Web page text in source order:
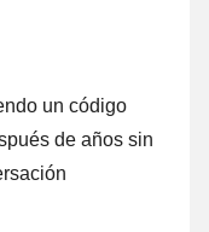
un código
de años sin